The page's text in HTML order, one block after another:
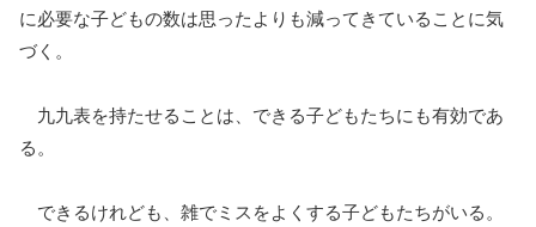
に必要な子どもの数は思ったよりも減ってきていることに気
づく。
九九表を持たせることは、できる子どもたちにも有効であ
る。
できるけれども、雑でミスをよくする子どもたちがいる。